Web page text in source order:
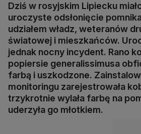
Dziś w rosyjskim Lipiecku
uroczyste odsłonięcie
udziałem władz, weteranów
światowej i mieszkańców.
jednak nocny incydent. Rano
popiersie generalissimusa
farbą i uszkodzone.
monitoringu zarejestrowała
trzykrotnie wylała farbę na
uderzyła go młotkiem.